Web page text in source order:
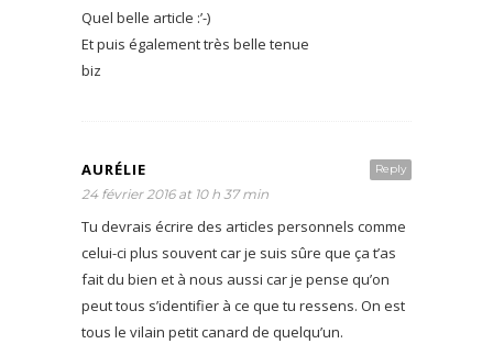
Quel belle article :’-)
Et puis également très belle tenue
biz
Reply
AURÉLIE
24 février 2016 at 10 h 37 min
Tu devrais écrire des articles personnels comme
celui-ci plus souvent car je suis sûre que ça t’as
fait du bien et à nous aussi car je pense qu’on
peut tous s’identifier à ce que tu ressens. On est
tous le vilain petit canard de quelqu’un.